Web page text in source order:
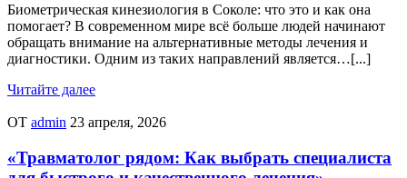
Биометрическая кинезиология в Соколе: что это и как она
помогает? В современном мире всё больше людей начинают
обращать внимание на альтернативные методы лечения и
диагностики. Одним из таких направлений является…[...]
Читайте далее
ОТ admin 23 апреля, 2026
«Травматолог рядом: Как выбрать специалиста